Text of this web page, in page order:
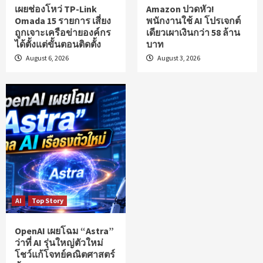
เผยช่องโหว่ TP-Link
Omada 15 รายการ เสี่ยง
ถูกเจาะเครือข่ายองค์กร
ได้ตั้งแต่ขั้นตอนติดตั้ง
August 6, 2026
Amazon ปวดหัว!
พนักงานใช้ AI โปรเจกต์
เดียวเผาเงินกว่า 58 ล้าน
บาท
August 3, 2026
AI Top Story
OpenAI เผยโฉม “Astra”
ว่าที่ AI รุ่นใหญ่ตัวใหม่
โชว์แก้โจทย์คณิตศาสตร์